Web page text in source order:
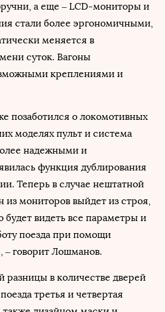
а еще – LCD-мониторы и
стали более эргономичными,
меняется в
суток. Вагоны
креплениями и
позаботился о локомотивных
моделях пульт и система
надежными и
функция дублирования
Теперь в случае нештатной
из мониторов выйдет из строя,
видеть все параметры и
поезда при помощи
– говорит Лошманов.
в количестве дверей
третья и четвертая